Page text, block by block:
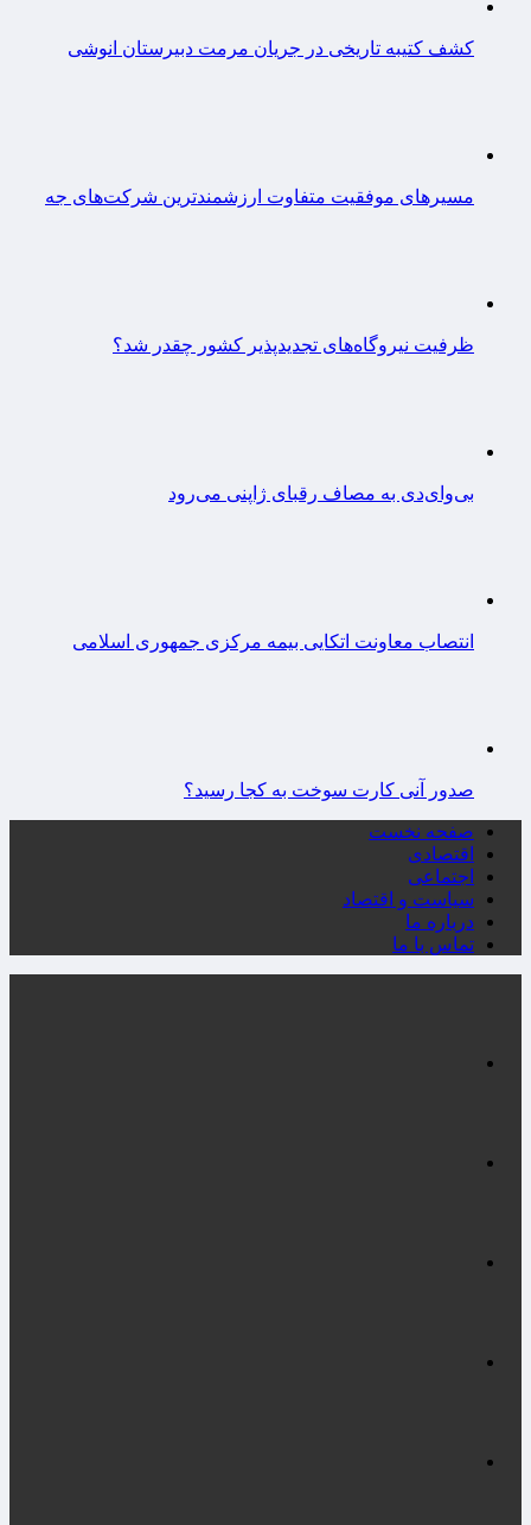
کشف کتیبه تاریخی در جریان مرمت دبیرستان انوشی
مسیرهای موفقیت متفاوت ارزشمندترین شرکت‌های جه
ظرفیت نیروگاه‌های تجدیدپذیر کشور چقدر شد؟
بی‌وای‌دی به مصاف رقبای ژاپنی می‌رود
انتصاب معاونت اتکایی بیمه مرکزی جمهوری اسلامی
صدور آنی کارت سوخت به کجا رسید؟
صفحه نخست
اقتصادی
اجتماعی
سیاست و اقتصاد
درباره ما
تماس با ما